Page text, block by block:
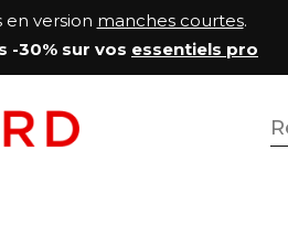
en version manches courtes.
-30% sur vos essentiels pro